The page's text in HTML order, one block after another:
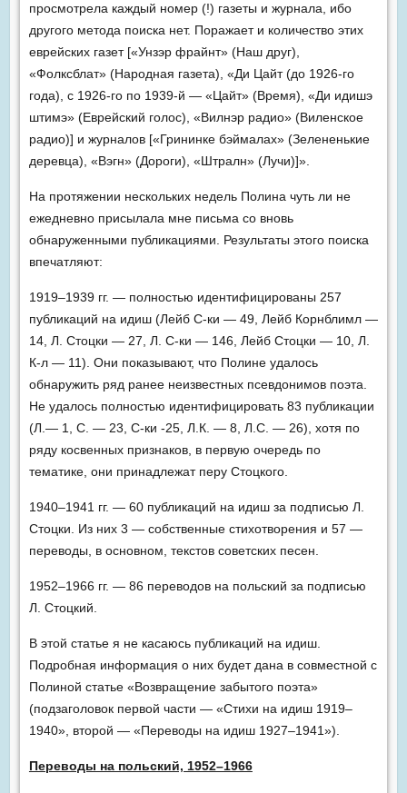
просмотрела каждый номер (!) газеты и журнала, ибо
другого метода поиска нет. Поражает и количество этих
еврейских газет [«Унзэр фрайнт» (Наш друг),
«Фолксблат» (Народная газета), «Ди Цайт (до 1926-го
года), с 1926-го по 1939-й — «Цайт» (Время), «Ди идишэ
штимэ» (Еврейский голос), «Вилнэр радио» (Виленское
радио)] и журналов [«Грининке бэймалах» (Зелененькие
деревца), «Вэгн» (Дороги), «Штралн» (Лучи)]».
На протяжении нескольких недель Полина чуть ли не
ежедневно присылала мне письма со вновь
обнаруженными публикациями. Результаты этого поиска
впечатляют:
1919–1939 гг. — полностью идентифицированы 257
публикаций на идиш (Лейб С-ки — 49, Лейб Корнблимл —
14, Л. Стоцки — 27, Л. С-ки — 146, Лейб Стоцки — 10, Л.
К-л — 11). Они показывают, что Полине удалось
обнаружить ряд ранее неизвестных псевдонимов поэта.
Не удалось полностью идентифицировать 83 публикации
(Л.— 1, С. — 23, С-ки -25, Л.К. — 8, Л.С. — 26), хотя по
ряду косвенных признаков, в первую очередь по
тематике, они принадлежат перу Стоцкого.
1940–1941 гг. — 60 публикаций на идиш за подписью Л.
Стоцки. Из них 3 — собственные стихотворения и 57 —
переводы, в основном, текстов советских песен.
1952–1966 гг. — 86 переводов на польский за подписью
Л. Стоцкий.
В этой статье я не касаюсь публикаций на идиш.
Подробная информация о них будет дана в совместной с
Полиной статье «Возвращение забытого поэта»
(подзаголовок первой части — «Стихи на идиш 1919–
1940», второй — «Переводы на идиш 1927–1941»).
Переводы на польский, 1952–1966